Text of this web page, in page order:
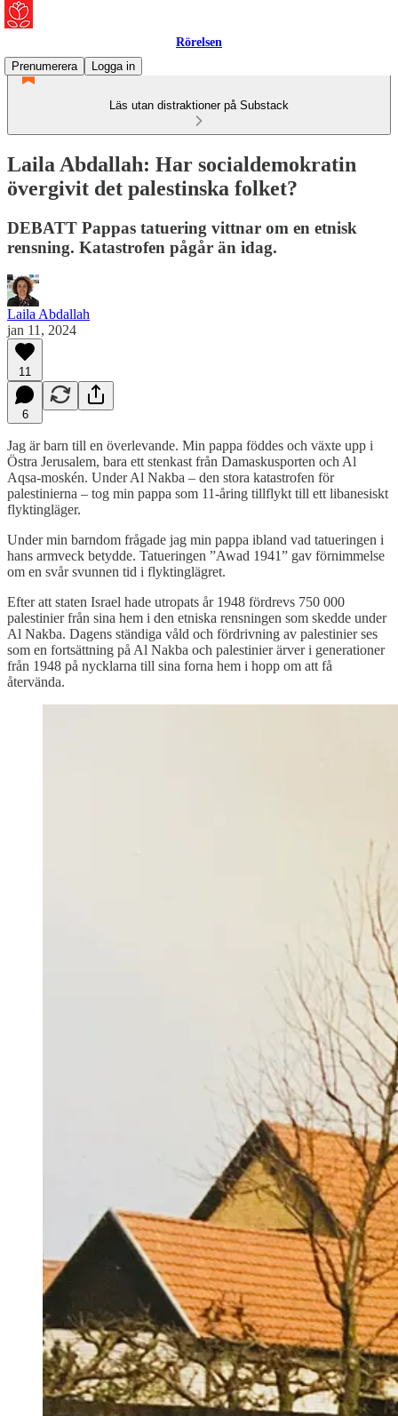
Rörelsen
Prenumerera
Logga in
Läs utan distraktioner på Substack
Laila Abdallah: Har socialdemokratin
övergivit det palestinska folket?
DEBATT Pappas tatuering vittnar om en etnisk
rensning. Katastrofen pågår än idag.
Laila Abdallah
jan 11, 2024
11
6
Jag är barn till en överlevande. Min pappa föddes och växte upp i
Östra Jerusalem, bara ett stenkast från Damaskusporten och Al
Aqsa-moskén. Under Al Nakba – den stora katastrofen för
palestinierna – tog min pappa som 11-åring tillflykt till ett libanesiskt
flyktingläger.
Under min barndom frågade jag min pappa ibland vad tatueringen i
hans armveck betydde. Tatueringen ”Awad 1941” gav förnimmelse
om en svår svunnen tid i flyktinglägret.
Efter att staten Israel hade utropats år 1948 fördrevs 750 000
palestinier från sina hem i den etniska rensningen som skedde under
Al Nakba. Dagens ständiga våld och fördrivning av palestinier ses
som en fortsättning på Al Nakba och palestinier ärver i generationer
från 1948 på nycklarna till sina forna hem i hopp om att få
återvända.